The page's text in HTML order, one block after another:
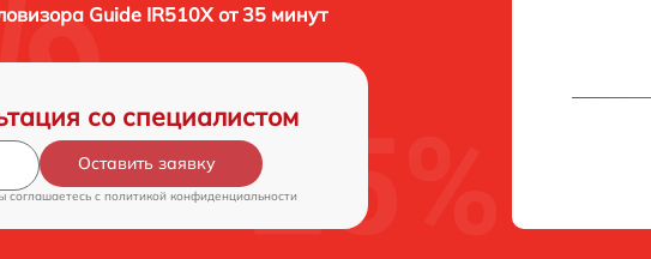
Guide IR510X от 35 минут
со специалистом
Оставить заявку
соглашаетесь c политикой конфиденциальности